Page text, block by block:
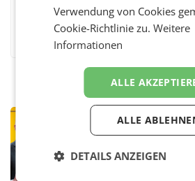
FacebookTwitter MessengerWhatsAppLinkedIn
Österreichische
Briefgeschäft
WIEN Die
Verwendung von Cookies
Cookie-Richtlinie zu.Weitere
Informationen
ALLE
ALLE
DETAILS ANZEIGEN